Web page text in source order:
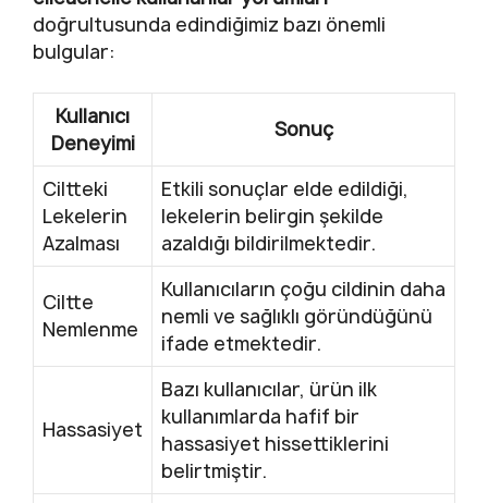
doğrultusunda edindiğimiz bazı önemli
bulgular:
Kullanıcı
Deneyimi
Sonuç
Ciltteki
Lekelerin
Azalması
Etkili sonuçlar elde edildiği,
lekelerin belirgin şekilde
azaldığı bildirilmektedir.
Ciltte
Nemlenme
Kullanıcıların çoğu cildinin daha
nemli ve sağlıklı göründüğünü
ifade etmektedir.
Hassasiyet
Bazı kullanıcılar, ürün ilk
kullanımlarda hafif bir
hassasiyet hissettiklerini
belirtmiştir.